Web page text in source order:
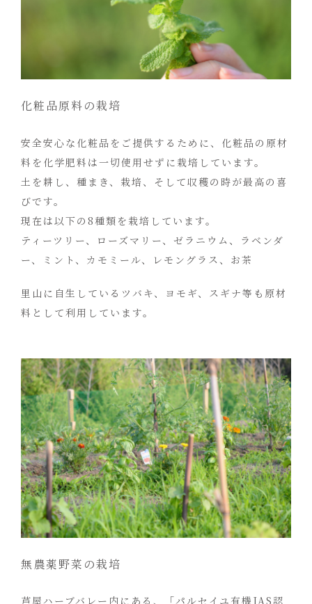
化粧品原料の栽培
安全安心な化粧品をご提供するために、化粧品の原材
料を化学肥料は一切使用せずに栽培しています。
土を耕し、種まき、栽培、そして収穫の時が最高の喜
びです。
現在は以下の8種類を栽培しています。
ティーツリー、ローズマリー、ゼラニウム、ラベンダ
ー、ミント、カモミール、レモングラス、お茶
里山に自生しているツバキ、ヨモギ、スギナ等も原材
料として利用しています。
無農薬野菜の栽培
芦屋ハーブバレー内にある、「パルセイユ有機JAS認